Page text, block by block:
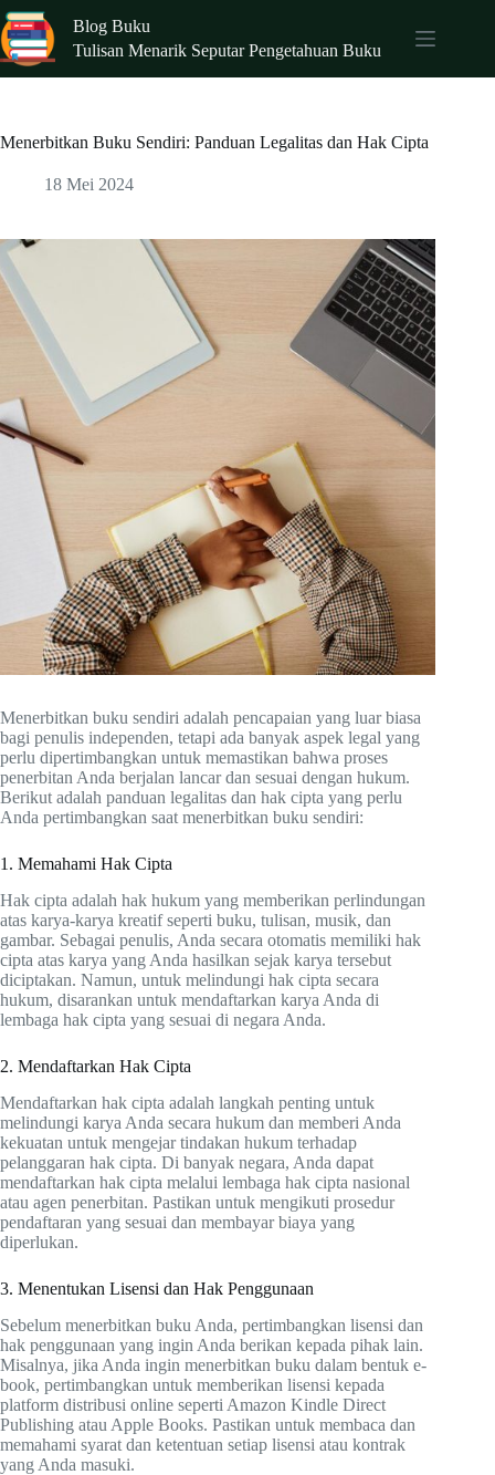
Skip
to
content
Blog Buku
Tulisan Menarik Seputar Pengetahuan Buku
Menerbitkan Buku Sendiri: Panduan Legalitas dan Hak Cipta
18 Mei 2024
Menerbitkan buku sendiri adalah pencapaian yang luar biasa
bagi penulis independen, tetapi ada banyak aspek legal yang
perlu dipertimbangkan untuk memastikan bahwa proses
penerbitan Anda berjalan lancar dan sesuai dengan hukum.
Berikut adalah panduan legalitas dan hak cipta yang perlu
Anda pertimbangkan saat menerbitkan buku sendiri:
1. Memahami Hak Cipta
Hak cipta adalah hak hukum yang memberikan perlindungan
atas karya-karya kreatif seperti buku, tulisan, musik, dan
gambar. Sebagai penulis, Anda secara otomatis memiliki hak
cipta atas karya yang Anda hasilkan sejak karya tersebut
diciptakan. Namun, untuk melindungi hak cipta secara
hukum, disarankan untuk mendaftarkan karya Anda di
lembaga hak cipta yang sesuai di negara Anda.
2. Mendaftarkan Hak Cipta
Mendaftarkan hak cipta adalah langkah penting untuk
melindungi karya Anda secara hukum dan memberi Anda
kekuatan untuk mengejar tindakan hukum terhadap
pelanggaran hak cipta. Di banyak negara, Anda dapat
mendaftarkan hak cipta melalui lembaga hak cipta nasional
atau agen penerbitan. Pastikan untuk mengikuti prosedur
pendaftaran yang sesuai dan membayar biaya yang
diperlukan.
3. Menentukan Lisensi dan Hak Penggunaan
Sebelum menerbitkan buku Anda, pertimbangkan lisensi dan
hak penggunaan yang ingin Anda berikan kepada pihak lain.
Misalnya, jika Anda ingin menerbitkan buku dalam bentuk e-
book, pertimbangkan untuk memberikan lisensi kepada
platform distribusi online seperti Amazon Kindle Direct
Publishing atau Apple Books. Pastikan untuk membaca dan
memahami syarat dan ketentuan setiap lisensi atau kontrak
yang Anda masuki.